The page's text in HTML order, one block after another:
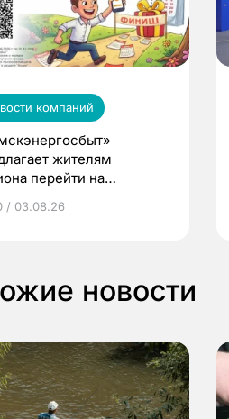
компаний
жителям
перейти на
призы
/ 03.08.26
новости